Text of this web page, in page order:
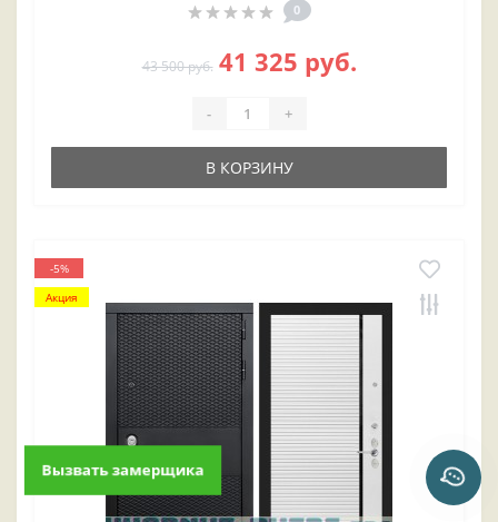
0
43 500 руб. 41 325 руб.
- +
В КОРЗИНУ
-5%
Акция
Вызвать замерщика